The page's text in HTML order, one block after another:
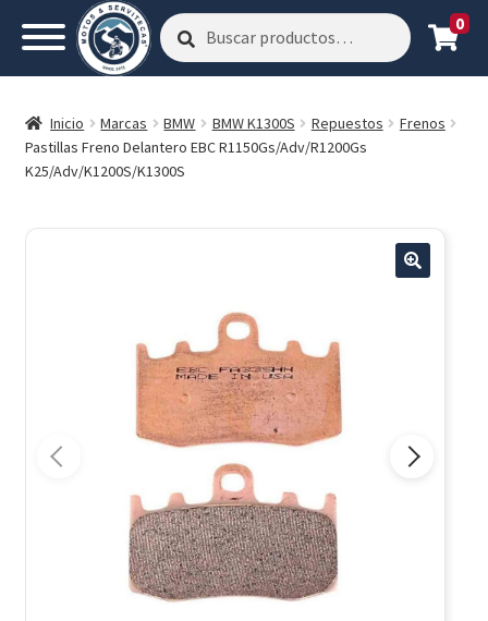
Buscar
por:
Buscar 0
Inicio Marcas BMW BMW K1300S Repuestos
Frenos
Pastillas Freno Delantero EBC R1150Gs/Adv/R1200Gs
K25/Adv/K1200S/K1300S